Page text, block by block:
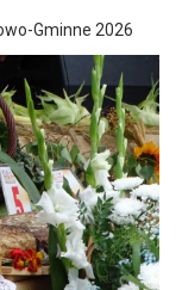
Gminne 2026